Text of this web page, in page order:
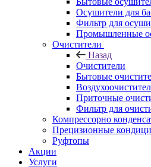
Осушители для
Фильтр для
Промышленные
Очистители
Назад
Очистители
Бытовые
Приточные
Фильтр для
Компрессорно
Прецизионные
Руфтопы
Акции
Услуги